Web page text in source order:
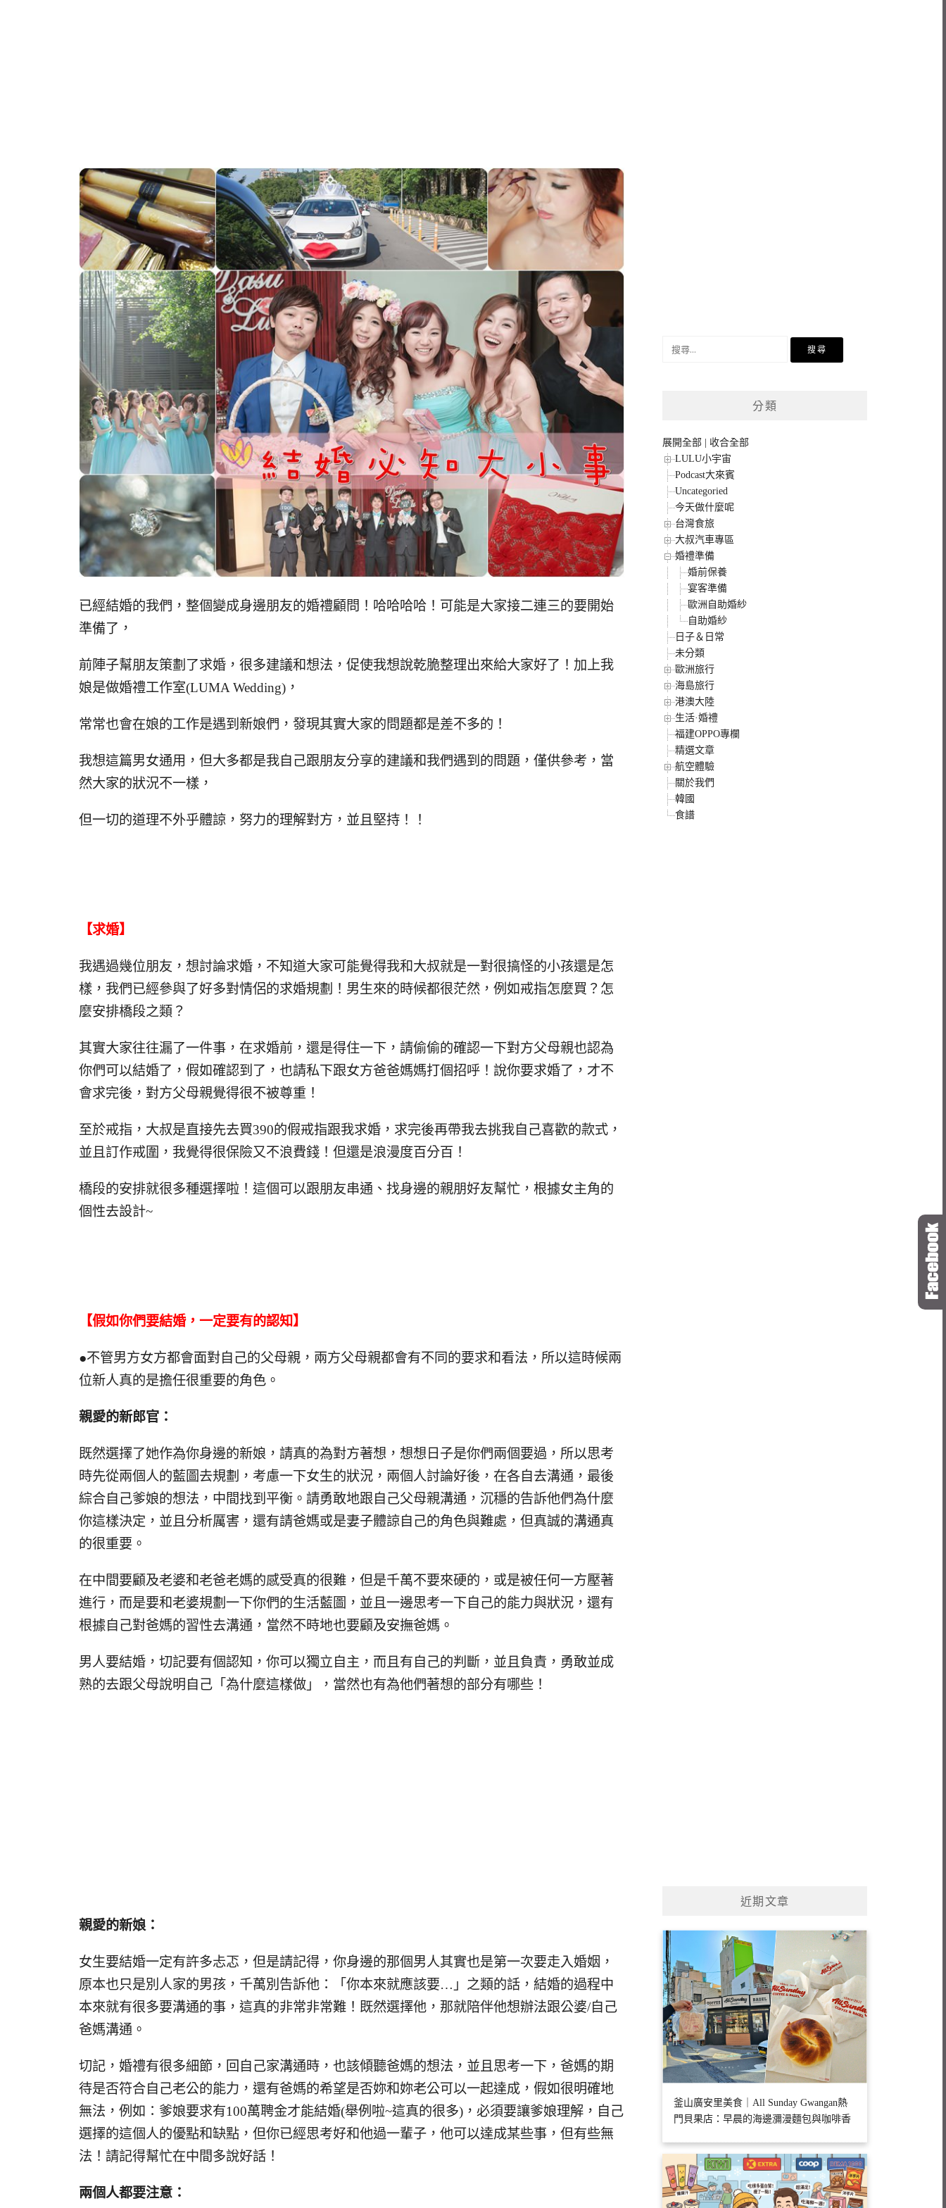
已經結婚的我們，整個變成身邊朋友的婚禮顧問！哈哈哈哈！可能是大家接二連三的要開始
準備了，
前陣子幫朋友策劃了求婚，很多建議和想法，促使我想說乾脆整理出來給大家好了！加上我
娘是做婚禮工作室(LUMA Wedding)，
常常也會在娘的工作是遇到新娘們，發現其實大家的問題都是差不多的！
我想這篇男女通用，但大多都是我自己跟朋友分享的建議和我們遇到的問題，僅供參考，當
然大家的狀況不一樣，
但一切的道理不外乎體諒，努力的理解對方，並且堅持！！
【求婚】
我遇過幾位朋友，想討論求婚，不知道大家可能覺得我和大叔就是一對很搞怪的小孩還是怎
樣，我們已經參與了好多對情侶的求婚規劃！男生來的時候都很茫然，例如戒指怎麼買？怎
麼安排橋段之類？
其實大家往往漏了一件事，在求婚前，還是得住一下，請偷偷的確認一下對方父母親也認為
你們可以結婚了，假如確認到了，也請私下跟女方爸爸媽媽打個招呼！說你要求婚了，才不
會求完後，對方父母親覺得很不被尊重！
至於戒指，大叔是直接先去買390的假戒指跟我求婚，求完後再帶我去挑我自己喜歡的款式，
並且訂作戒圍，我覺得很保險又不浪費錢！但還是浪漫度百分百！
橋段的安排就很多種選擇啦！這個可以跟朋友串通、找身邊的親朋好友幫忙，根據女主角的
個性去設計~
【假如你們要結婚，一定要有的認知】
●不管男方女方都會面對自己的父母親，兩方父母親都會有不同的要求和看法，所以這時候兩
位新人真的是擔任很重要的角色。
親愛的新郎官：
既然選擇了她作為你身邊的新娘，請真的為對方著想，想想日子是你們兩個要過，所以思考
時先從兩個人的藍圖去規劃，考慮一下女生的狀況，兩個人討論好後，在各自去溝通，最後
綜合自己爹娘的想法，中間找到平衡。請勇敢地跟自己父母親溝通，沉穩的告訴他們為什麼
你這樣決定，並且分析厲害，還有請爸媽或是妻子體諒自己的角色與難處，但真誠的溝通真
的很重要。
在中間要顧及老婆和老爸老媽的感受真的很難，但是千萬不要來硬的，或是被任何一方壓著
進行，而是要和老婆規劃一下你們的生活藍圖，並且一邊思考一下自己的能力與狀況，還有
根據自己對爸媽的習性去溝通，當然不時地也要顧及安撫爸媽。
男人要結婚，切記要有個認知，你可以獨立自主，而且有自己的判斷，並且負責，勇敢並成
熟的去跟父母說明自己「為什麼這樣做」，當然也有為他們著想的部分有哪些！
親愛的新娘：
女生要結婚一定有許多忐忑，但是請記得，你身邊的那個男人其實也是第一次要走入婚姻，
原本也只是別人家的男孩，千萬別告訴他：「你本來就應該要…」之類的話，結婚的過程中
本來就有很多要溝通的事，這真的非常非常難！既然選擇他，那就陪伴他想辦法跟公婆/自己
爸媽溝通。
切記，婚禮有很多細節，回自己家溝通時，也該傾聽爸媽的想法，並且思考一下，爸媽的期
待是否符合自己老公的能力，還有爸媽的希望是否妳和妳老公可以一起達成，假如很明確地
無法，例如：爹娘要求有100萬聘金才能結婚(舉例啦~這真的很多)，必須要讓爹娘理解，自己
選擇的這個人的優點和缺點，但你已經思考好和他過一輩子，他可以達成某些事，但有些無
法！請記得幫忙在中間多說好話！
兩個人都要注意：
分類
展開全部
收合全部
LULU小宇宙
Podcast大來賓
Uncategoried
今天做什麼呢
台灣食旅
大叔汽車專區
婚禮準備
婚前保養
宴客準備
歐洲自助婚紗
自助婚紗
日子＆日常
未分類
歐洲旅行
海島旅行
港澳大陸
生活·婚禮
福建OPPO專欄
精選文章
航空體驗
關於我們
韓國
食譜
近期文章
釜山廣安里美食｜All Sunday Gwangan熱
門貝果店：早晨的海邊瀰漫麵包與咖啡香